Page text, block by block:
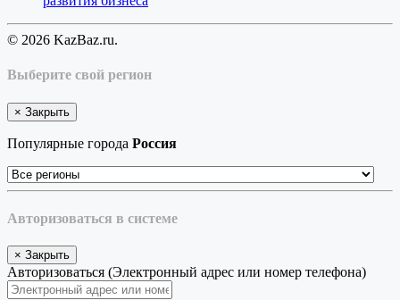
© 2026 KazBaz.ru.
Выберите свой регион
× Закрыть
Популярные города Россия
Авторизоваться в системе
× Закрыть
Авторизоваться (Электронный адрес или номер телефона)